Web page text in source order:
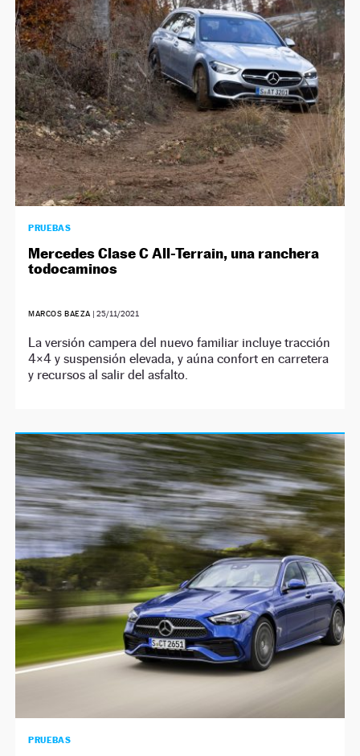
NEWSLETTER
SÍGUENOS
PRUEBAS
Mercedes Clase C All-Terrain, una ranchera
todocaminos
MARCOS BAEZA |25/11/2021
La versión campera del nuevo familiar incluye tracción
4×4 y suspensión elevada, y aúna confort en carretera
y recursos al salir del asfalto.
PRUEBAS